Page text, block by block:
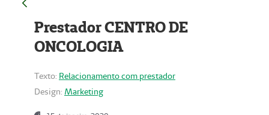
Prestador CENTRO DE
ONCOLOGIA
Texto: Relacionamento com prestador
Design: Marketing